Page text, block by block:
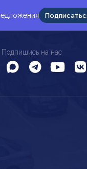
Подпишись на нас